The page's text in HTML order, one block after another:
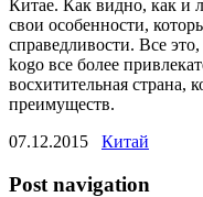
Китае. Как видно, как и
свои особенности,
справедливости. Все
kogo все более
восхитительная страна,
преимуществ.
07.12.2015 Китай
Post navigation